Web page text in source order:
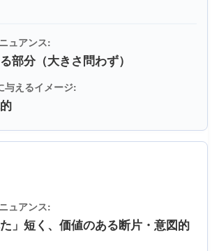
部分（大きさ問わず）
た」短く、価値のある断片・意図的